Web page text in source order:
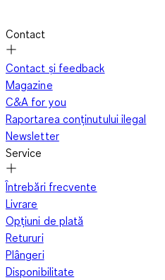
Contact
Contact și feedback
Magazine
C&A for you
Raportarea conținutului ilegal
Newsletter
Service
Întrebări frecvente
Livrare
Opțiuni de plată
Retururi
Plângeri
Disponibilitate